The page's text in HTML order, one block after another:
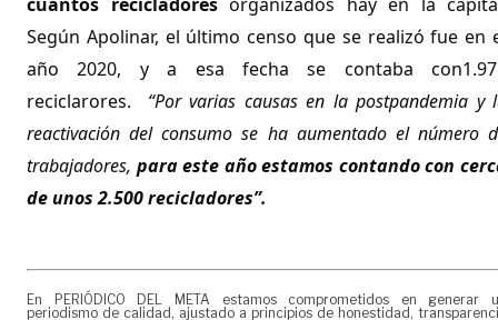
Según Apolinar, el último censo que se realizó fue en
año 2020, y a esa fecha se contaba
reciclarores. “Por varias causas en la postpandemia y
reactivación del consumo se ha aumentado el número
trabajadores, para este año estamos contando con
de unos 2.500 recicladores”.
En PERIÓDICO DEL META estamos comprometidos en generar
periodismo de calidad, ajustado a principios de honestidad,